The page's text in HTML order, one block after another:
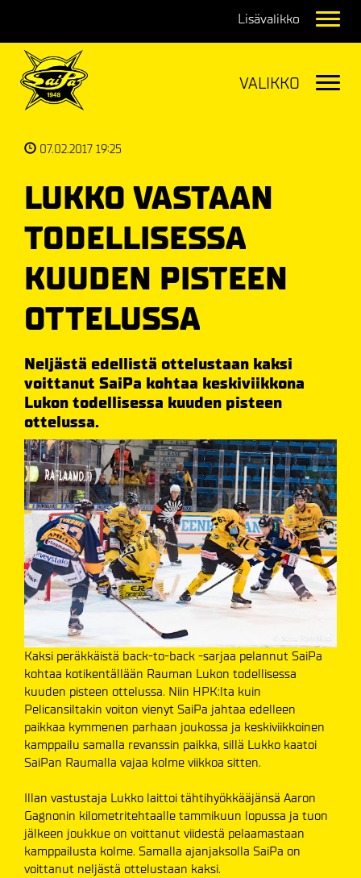
07.02.2017 19:25
LUKKO VASTAAN
TODELLISESSA
KUUDEN PISTEEN
OTTELUSSA
Neljästä edellistä ottelustaan kaksi
voittanut SaiPa kohtaa keskiviikkona
Lukon todellisessa kuuden pisteen
ottelussa.
Kaksi peräkkäistä back-to-back -sarjaa pelannut SaiPa
kohtaa kotikentällään Rauman Lukon todellisessa
kuuden pisteen ottelussa. Niin HPK:lta kuin
Pelicansiltakin voiton vienyt SaiPa jahtaa edelleen
paikkaa kymmenen parhaan joukossa ja keskiviikkoinen
kamppailu samalla revanssin paikka, sillä Lukko kaatoi
SaiPan Raumalla vajaa kolme viikkoa sitten.
Illan vastustaja Lukko laittoi tähtihyökkääjänsä Aaron
Gagnonin kilometritehtaalle tammikuun lopussa ja tuon
jälkeen joukkue on voittanut viidestä pelaamastaan
kamppailusta kolme. Samalla ajanjaksolla SaiPa on
voittanut neljästä ottelustaan kaksi.